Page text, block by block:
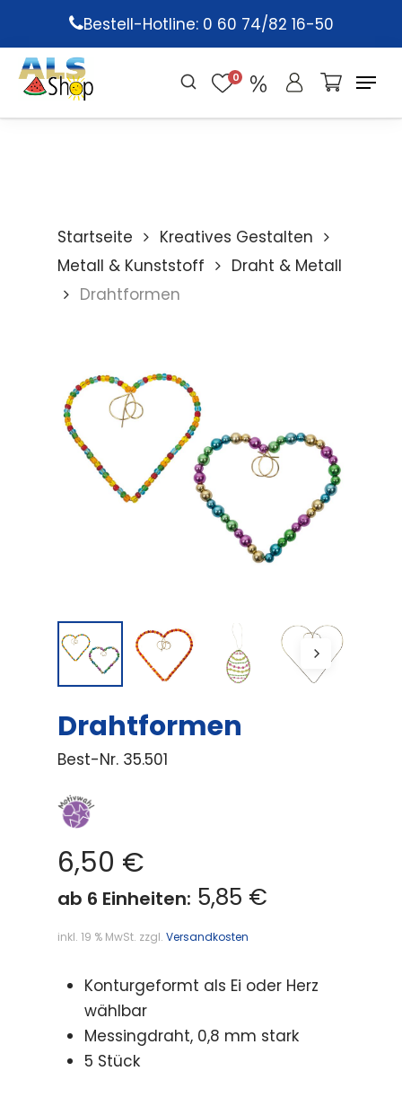
main
content
Bestell-Hotline: 0 60 74/82 16-50
0
Startseite
Kreatives Gestalten
Metall & Kunststoff
Draht & Metall
Drahtformen
Drahtformen
Best-Nr. 35.501
6,50 €
ab 6 Einheiten: 5,85 €
inkl. 19 % MwSt. zzgl. Versandkosten
Konturgeformt als Ei oder Herz
wählbar
Messingdraht, 0,8 mm stark
5 Stück